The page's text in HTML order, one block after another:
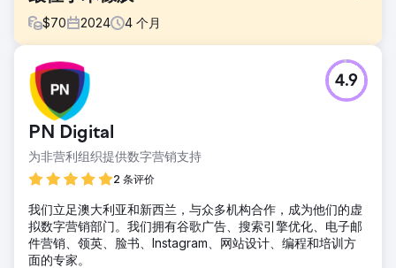
$70 2024 4 个月
挑战
Optimus SBR 与我们的机构合作，重振其陷入困境的品牌形
象，并重塑其数字形象，以吸引企业级客户。
解决方案
我们的创意团队首先进行了数字品牌更新，使标识应用和现代
化保持一致，然后为 Optimus SBR 标识注入了新的活力。随
后，我们创建了一个高度灵活的企业级网站，该网站具有引人
标识。
结果
在部署后的几周内，有机搜索引擎排名显示出显着的改善以及
PN Digital
为非营利组织提供数字营销支持
2 条评价
4.9
我们立足澳大利亚和新西兰，与众多机构合作，成为他们的虚
拟数字营销部门。我们拥有谷歌广告、搜索引擎优化、电子邮
件营销、领英、脸书、Instagram、网站设计、编程和培训方
面的专家。